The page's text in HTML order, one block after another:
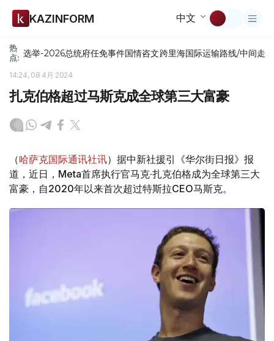
KAZINFORM 中文
热
点: 选举-2026总统府任免事件国情咨文跨里海国际运输路线/中间走廊
14:24, 08 4月 2024
扎克伯格超过马斯克成全球第三大富豪
（哈萨克国际通讯社讯）据中新社援引《华尔街日报》报
道，近日，Meta首席执行官马克·扎克伯格成为全球第三大
富豪，自2020年以来首次超过特斯拉CEO马斯克。